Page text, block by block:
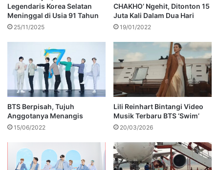
Legendaris Korea Selatan
Meninggal di Usia 91 Tahun
25/11/2025
CHAKHO’ Ngehit, Ditonton 15
Juta Kali Dalam Dua Hari
19/01/2022
BTS Berpisah, Tujuh
Anggotanya Menangis
15/06/2022
Lili Reinhart Bintangi Video
Musik Terbaru BTS ‘Swim’
20/03/2026